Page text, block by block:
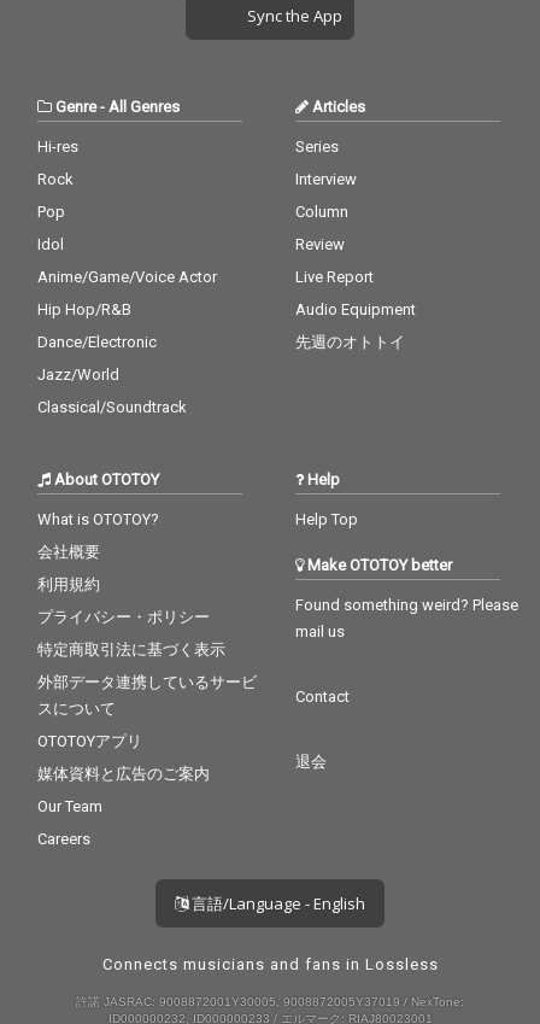
Sync the App
Genre- All Genres
Hi-res
Rock
Pop
Idol
Anime/Game/Voice Actor
Hip Hop/R&B
Dance/Electronic
Jazz/World
Classical/Soundtrack
Articles
Series
Interview
Column
Review
Live Report
Audio Equipment
先週のオトトイ
About OTOTOY
What is OTOTOY?
会社概要
利用規約
プライバシー・ポリシー
特定商取引法に基づく表示
外部データ連携しているサービ
スについて
OTOTOYアプリ
媒体資料と広告のご案内
Our Team
Careers
Help
Help Top
Make OTOTOY better
Found something weird? Please
mail us
Contact
退会
言語/Language - English
Connects musicians and fans in Lossless
許諾 JASRAC: 9008872001Y30005, 9008872005Y37019 / NexTone:
ID000000232, ID000000233 / エルマーク: RIAJ80023001